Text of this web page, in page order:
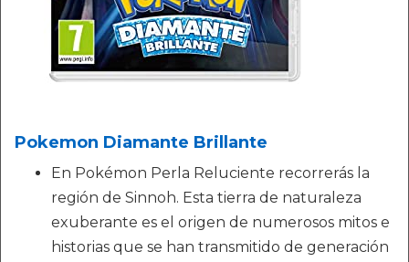
Pokemon Diamante Brillante
En Pokémon Perla Reluciente recorrerás la
región de Sinnoh. Esta tierra de naturaleza
exuberante es el origen de numerosos mitos e
historias que se han transmitido de generación